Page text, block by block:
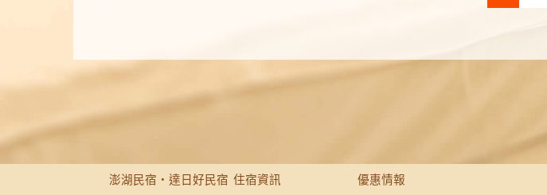
澎湖民宿‧達日好民宿 住宿資訊 優惠情報